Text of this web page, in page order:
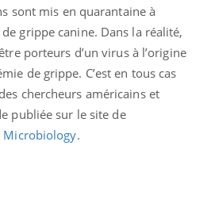
sont mis en quarantaine à
grippe canine. Dans la réalité,
porteurs d’un virus à l’origine
de grippe. C’est en tous cas
chercheurs américains et
publiée sur le site de
Microbiology.